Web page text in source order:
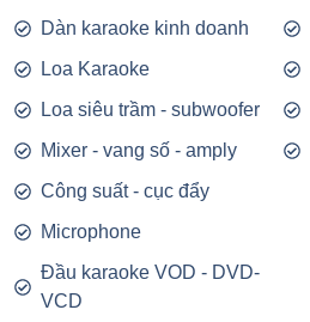
Dàn karaoke kinh doanh
Loa Karaoke
Loa siêu trầm - subwoofer
Mixer - vang số - amply
Công suất - cục đẩy
Microphone
Đầu karaoke VOD - DVD-
VCD